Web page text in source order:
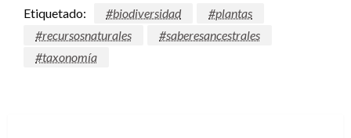
Etiquetado: #biodiversidad
#plantas
#recursosnaturales
#saberesancestrales
#taxonomía